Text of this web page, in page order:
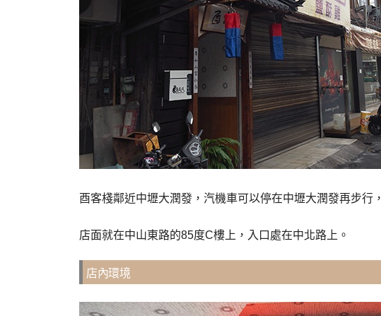
酉客棧鄰近中壢大潤發，汽機車可以停在中壢大潤發再步行，
店面就在中山東路的85度C樓上，入口處在中北路上。
店內環境